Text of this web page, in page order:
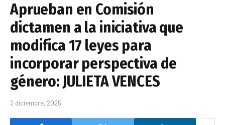
Aprueban en Comisión
dictamen a la iniciativa que
modifica 17 leyes para
incorporar perspectiva de
género: JULIETA VENCES
2 diciembre, 2025